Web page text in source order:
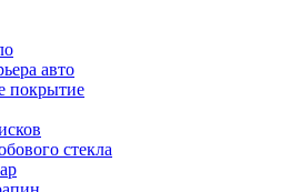
авто
покрытие
стекла